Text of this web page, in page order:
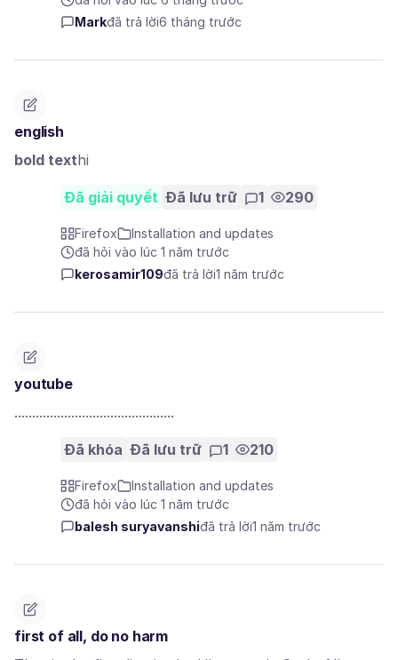
Markđã trả lời6 tháng trước
english
bold texthi
Đã giải quyết Đã lưu trữ 1 290
Firefox
Installation and updates
đã hỏi vào lúc 1 năm trước
kerosamir109đã trả lời1 năm trước
youtube
.............................................
Đã khóa Đã lưu trữ 1 210
Firefox
Installation and updates
đã hỏi vào lúc 1 năm trước
balesh suryavanshiđã trả lời1 năm trước
first of all, do no harm